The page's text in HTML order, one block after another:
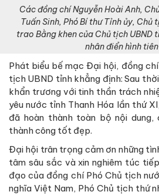
Các đồng chí Nguyễn Hoài Anh,
Tuấn Sinh, Phó Bí thư Tỉnh ủy, Chủ
trao Bằng khen của Chủ tịch UBND
nhân điển hình
Phát biểu bế mạc Đại hội, đồng chí
tịch UBND tỉnh khẳng định: Sau
khẩn trương với tinh thần trách
yêu nước tỉnh Thanh Hóa lần thứ
đã hoàn thành toàn bộ nội
thành công tốt đẹp.
Đại hội trân trọng cảm ơn những
tâm sâu sắc và xin nghiêm túc
đạo của đồng chí Phó Chủ tịch
nghĩa Việt Nam, Phó Chủ tịch thứ